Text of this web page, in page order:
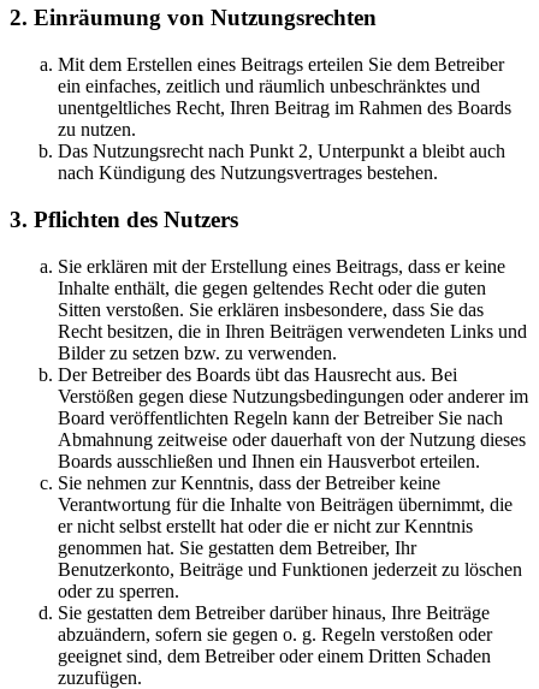
2. Einräumung von Nutzungsrechten
Mit dem Erstellen eines Beitrags erteilen Sie dem Betreiber
ein einfaches, zeitlich und räumlich unbeschränktes und
unentgeltliches Recht, Ihren Beitrag im Rahmen des Boards
zu nutzen.
Das Nutzungsrecht nach Punkt 2, Unterpunkt a bleibt auch
nach Kündigung des Nutzungsvertrages bestehen.
3. Pflichten des Nutzers
Sie erklären mit der Erstellung eines Beitrags, dass er keine
Inhalte enthält, die gegen geltendes Recht oder die guten
Sitten verstoßen. Sie erklären insbesondere, dass Sie das
Recht besitzen, die in Ihren Beiträgen verwendeten Links und
Bilder zu setzen bzw. zu verwenden.
Der Betreiber des Boards übt das Hausrecht aus. Bei
Verstößen gegen diese Nutzungsbedingungen oder anderer im
Board veröffentlichten Regeln kann der Betreiber Sie nach
Abmahnung zeitweise oder dauerhaft von der Nutzung dieses
Boards ausschließen und Ihnen ein Hausverbot erteilen.
Sie nehmen zur Kenntnis, dass der Betreiber keine
Verantwortung für die Inhalte von Beiträgen übernimmt, die
er nicht selbst erstellt hat oder die er nicht zur Kenntnis
genommen hat. Sie gestatten dem Betreiber, Ihr
Benutzerkonto, Beiträge und Funktionen jederzeit zu löschen
oder zu sperren.
Sie gestatten dem Betreiber darüber hinaus, Ihre Beiträge
abzuändern, sofern sie gegen o. g. Regeln verstoßen oder
geeignet sind, dem Betreiber oder einem Dritten Schaden
zuzufügen.